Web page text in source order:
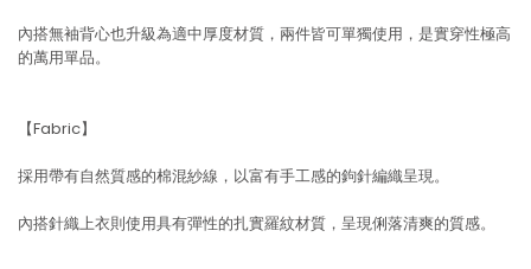
內搭無袖背心也升級為適中厚度材質，兩件皆可單獨使用，是實穿性極高
的萬用單品。
【Fabric】
採用帶有自然質感的棉混紗線，以富有手工感的鉤針編織呈現。
內搭針織上衣則使用具有彈性的扎實羅紋材質，呈現俐落清爽的質感。